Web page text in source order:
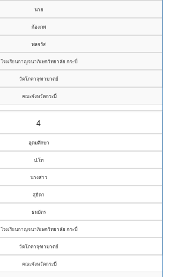
นาย
ก้องภพ
พลจรัส
โรงเรียนกาญจนาภิเษกวิทยาลัย กระบี่
วัดโภคาจุฑามาตย์
คณะจังหวัดกระบี่
4
อุดมศึกษา
ป.โท
นางสาว
สุธิดา
ธนบัตร
โรงเรียนกาญจนาภิเษกวิทยาลัย กระบี่
วัดโภคาจุฑามาตย์
คณะจังหวัดกระบี่